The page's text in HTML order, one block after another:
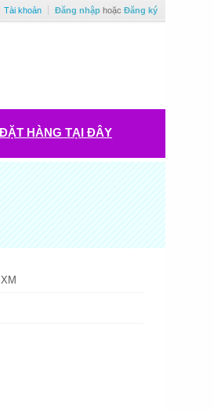
Tài khoản Đăng nhập hoặc Đăng ký
HÀNG TẠI ĐÂY